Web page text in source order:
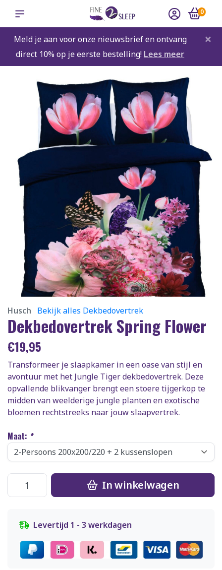
0
Meld je aan voor onze nieuwsbrief en ontvang
direct 10% op je eerste bestelling! Lees meer
×
Husch Bekijk alles Dekbedovertrek
Dekbedovertrek Spring Flower
€19,95
Transformeer je slaapkamer in een oase van stijl en
avontuur met het Jungle Tiger dekbedovertrek. Deze
opvallende blikvanger brengt een stoere tijgerkop te
midden van weelderige jungle planten en exotische
bloemen rechtstreeks naar jouw slaapvertrek.
Maat: *
In winkelwagen
Levertijd 1 - 3 werkdagen